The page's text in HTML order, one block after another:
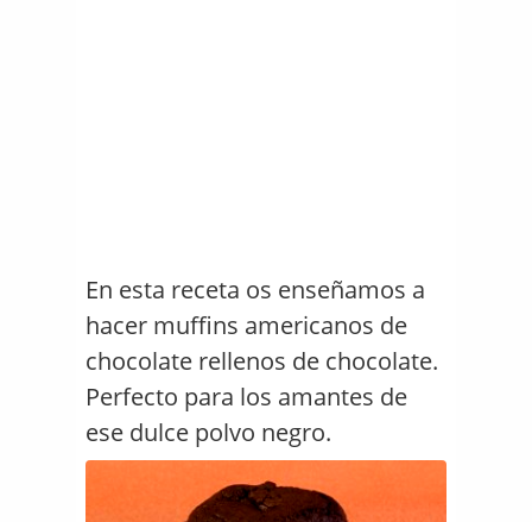
En esta receta os enseñamos a
hacer muffins americanos de
chocolate rellenos de chocolate.
Perfecto para los amantes de
ese dulce polvo negro.